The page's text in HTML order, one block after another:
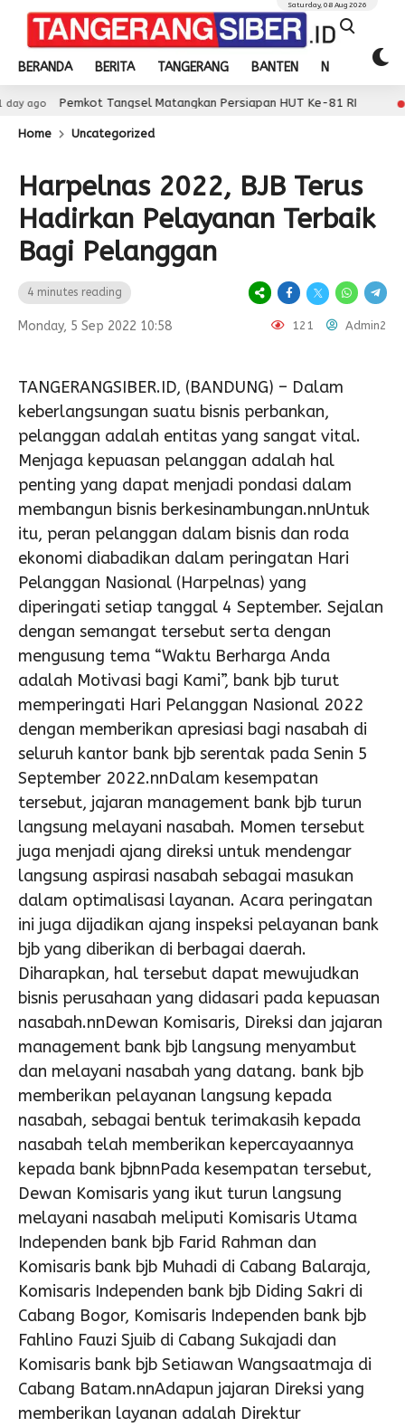
BERANDA BERITA TANGERANG BANTEN NASIONAL
Saturday, 08 Aug 2026
Tangsel Matangkan Persiapan HUT Ke-81 RI 1 day ago
Home Uncategorized
Harpelnas 2022, BJB Terus
Hadirkan Pelayanan Terbaik
Bagi Pelanggan
4 minutes reading
Monday, 5 Sep 2022 10:58 121 Admin2
TANGERANGSIBER.ID, (BANDUNG) – Dalam
keberlangsungan suatu bisnis perbankan,
pelanggan adalah entitas yang sangat vital.
Menjaga kepuasan pelanggan adalah hal
penting yang dapat menjadi pondasi dalam
membangun bisnis berkesinambungan.nnUntuk
itu, peran pelanggan dalam bisnis dan roda
ekonomi diabadikan dalam peringatan Hari
Pelanggan Nasional (Harpelnas) yang
diperingati setiap tanggal 4 September. Sejalan
dengan semangat tersebut serta dengan
mengusung tema “Waktu Berharga Anda
adalah Motivasi bagi Kami”, bank bjb turut
memperingati Hari Pelanggan Nasional 2022
dengan memberikan apresiasi bagi nasabah di
seluruh kantor bank bjb serentak pada Senin 5
September 2022.nnDalam kesempatan
tersebut, jajaran management bank bjb turun
langsung melayani nasabah. Momen tersebut
juga menjadi ajang direksi untuk mendengar
langsung aspirasi nasabah sebagai masukan
dalam optimalisasi layanan. Acara peringatan
ini juga dijadikan ajang inspeksi pelayanan bank
bjb yang diberikan di berbagai daerah.
Diharapkan, hal tersebut dapat mewujudkan
bisnis perusahaan yang didasari pada kepuasan
nasabah.nnDewan Komisaris, Direksi dan jajaran
management bank bjb langsung menyambut
dan melayani nasabah yang datang. bank bjb
memberikan pelayanan langsung kepada
nasabah, sebagai bentuk terimakasih kepada
nasabah telah memberikan kepercayaannya
kepada bank bjbnnPada kesempatan tersebut,
Dewan Komisaris yang ikut turun langsung
melayani nasabah meliputi Komisaris Utama
Independen bank bjb Farid Rahman dan
Komisaris bank bjb Muhadi di Cabang Balaraja,
Komisaris Independen bank bjb Diding Sakri di
Cabang Bogor, Komisaris Independen bank bjb
Fahlino Fauzi Sjuib di Cabang Sukajadi dan
Komisaris bank bjb Setiawan Wangsaatmaja di
Cabang Batam.nnAdapun jajaran Direksi yang
memberikan layanan adalah Direktur